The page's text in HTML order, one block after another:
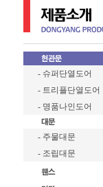
- 슈퍼단열도어
- 트리플단열도어
- 명품나인도어
- 주물대문
- 조립대문